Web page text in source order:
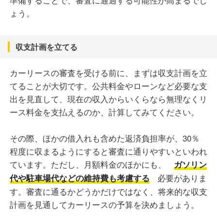
ょう。
収支計画を立てる
カーリースの審査を受ける前に、まずは収支計画を立
てることが大切です。公共料金やローンなど必要な支
出を見直して、現在の収入からいくらなら無理なくリ
ース料金を支払えるのか、計算してみてください。
その際、ほかの借入れも含めた返済負担率が、30％
程度に収まるようにすると審査に通りやすいといわれ
ています。ただし、月額料金のほかにも、
ガソリン
代や駐車場代などの維持費も考慮する
必要がありま
す。審査に通るかどうかだけではなく、将来的な収支
計画を見通してカーリースの予算を決めましょう。